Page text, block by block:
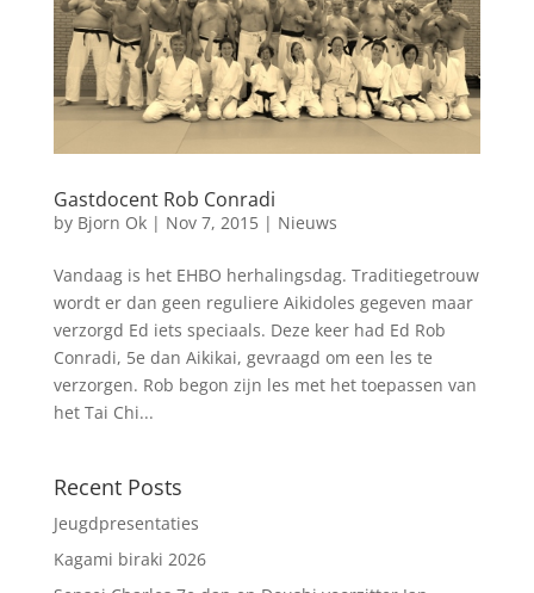
Gastdocent Rob Conradi
by Bjorn Ok| Nov 7, 2015| Nieuws
Vandaag is het EHBO herhalingsdag. Traditiegetrouw
wordt er dan geen reguliere Aikidoles gegeven maar
verzorgd Ed iets speciaals. Deze keer had Ed Rob
Conradi, 5e dan Aikikai, gevraagd om een les te
verzorgen. Rob begon zijn les met het toepassen van
het Tai Chi...
Recent Posts
Jeugdpresentaties
Kagami biraki 2026